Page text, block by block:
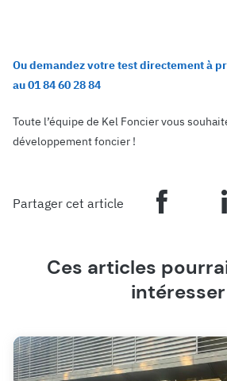
Ou demandez votre test directement à
au 01 84 60 28 84
Toute l’équipe de Kel Foncier vous
développement foncier !
Partager cet article
Ces articles
intéresser